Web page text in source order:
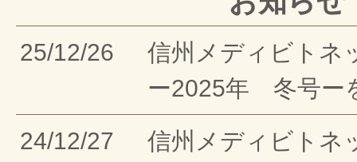
25/12/26
信州メディビトネ
ー2025年 冬号ー
24/12/27
信州メディビトネ